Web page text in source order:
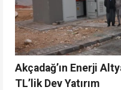
Akçadağ’ın Enerji
TL’lik Dev Yatırım